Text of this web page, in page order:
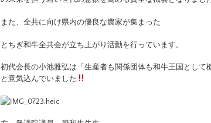
また、全共に向け県内の優良な農家が集まった
とちぎ和牛全共会が立ち上がり活動を行っています。
初代会長の小池雅弘は「生産者も関係団体も和牛王国として
と意気込んでいました